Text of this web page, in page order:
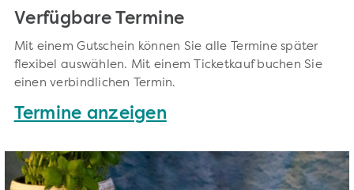
Verfügbare Termine
Mit einem Gutschein können Sie alle Termine später
flexibel auswählen. Mit einem Ticketkauf buchen Sie
einen verbindlichen Termin.
Termine anzeigen